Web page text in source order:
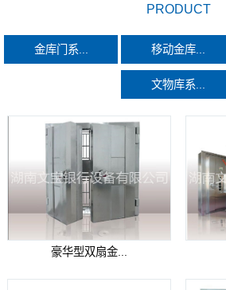
PRODUCT
金库门系... 移动金库...
文物库系...
豪华型双扇金...